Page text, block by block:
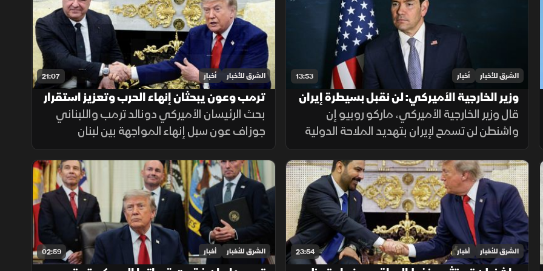
واستمرار الضغط العسكري العكس.
13:53 الشرق للأخبار أخبار
وزير الخارجية الأميركي: لن نقبل بسيطرة إيران
على المعابر البحرية
قال وزير الخارجية الأميركي، ماركو روبيو إن
واشنطن لن تسمح لإيران بتهديد الملاحة الدولية
أو التحكم بحركة السفن، مشددا على أن الخيار
الدبلوماسي لا يزال مطروحا، لكن أزمة الثقة مع
طهران تعيق أي اتفاق.
21:07 الشرق للأخبار أخبار
ترمب وعون يبحثان إنهاء الحرب وتعزيز استقرار
لبنان
بحث الرئيسان الأميركي دونالد ترمب واللبناني
جوزاف عون سبل إنهاء المواجهة بين لبنان
وإسرائيل، وتعزيز دور الجيش اللبناني، إلى جانب
تطورات الملف الإيراني.
23:54 الشرق للأخبار أخبار 02:59 الشرق للأخبار أخبار